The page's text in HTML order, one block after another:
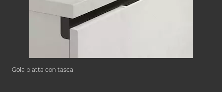
Gola piatta con tasca